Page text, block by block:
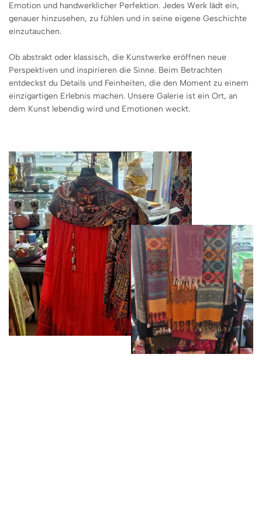
Emotion und handwerklicher Perfektion. Jedes Werk lädt ein,
genauer hinzusehen, zu fühlen und in seine eigene Geschichte
einzutauchen.
Ob abstrakt oder klassisch, die Kunstwerke eröffnen neue
Perspektiven und inspirieren die Sinne. Beim Betrachten
entdeckst du Details und Feinheiten, die den Moment zu einem
einzigartigen Erlebnis machen. Unsere Galerie ist ein Ort, an
dem Kunst lebendig wird und Emotionen weckt.